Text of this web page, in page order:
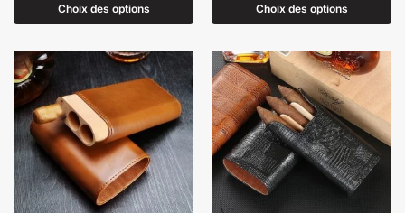
Choix des options Choix des options